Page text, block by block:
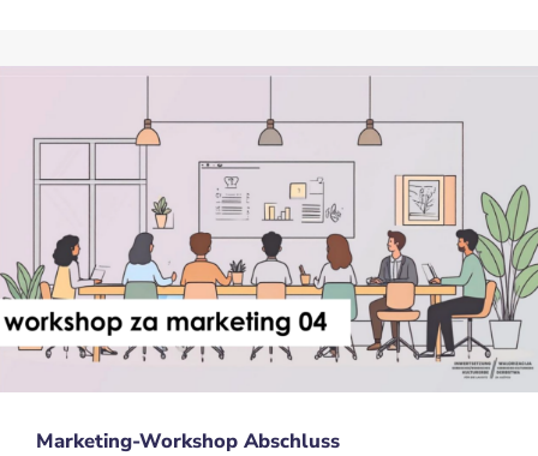
Marketing-Workshop Abschluss